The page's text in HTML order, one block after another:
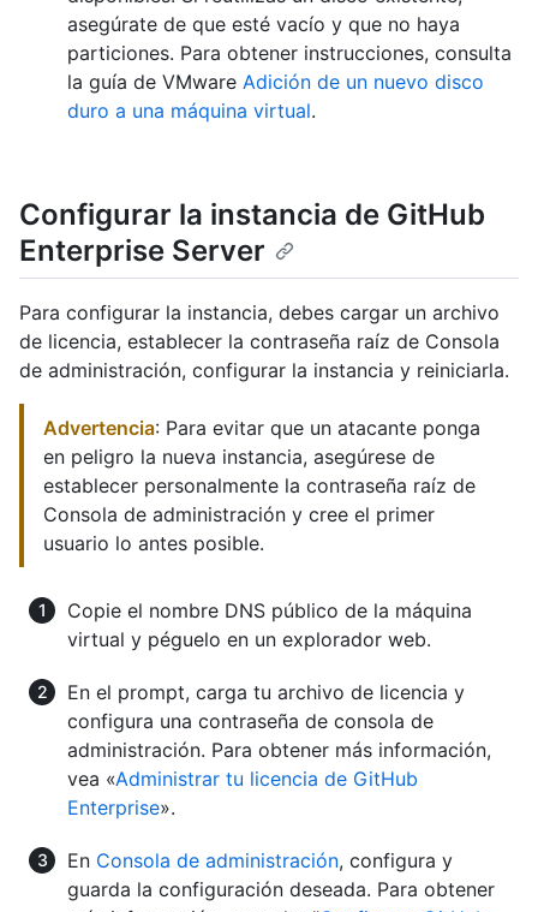
asegúrate de que esté vacío y que no haya
particiones. Para obtener instrucciones, consulta
la guía de VMware Adición de un nuevo disco
duro a una máquina virtual.
Configurar la instancia de GitHub
Enterprise Server
Para configurar la instancia, debes cargar un archivo
de licencia, establecer la contraseña raíz de Consola
de administración, configurar la instancia y reiniciarla.
Advertencia: Para evitar que un atacante ponga
en peligro la nueva instancia, asegúrese de
establecer personalmente la contraseña raíz de
Consola de administración y cree el primer
usuario lo antes posible.
Copie el nombre DNS público de la máquina
virtual y péguelo en un explorador web.
En el prompt, carga tu archivo de licencia y
configura una contraseña de consola de
administración. Para obtener más información,
vea «Administrar tu licencia de GitHub
Enterprise».
En Consola de administración, configura y
guarda la configuración deseada. Para obtener